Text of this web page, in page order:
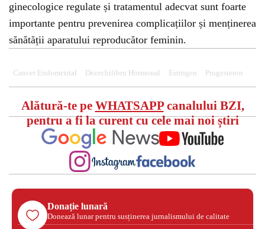
ginecologice regulate și tratamentul adecvat sunt foarte
importante pentru prevenirea complicațiilor și menținerea
sănătății aparatului reproducător feminin.
Cancer Endometrial Dezechilibru Hormonal Estrogen Progesteron
Alătură-te pe WHATSAPPcanalului BZI,
pentru a fi la curent cu cele mai noi știri
Donație lunară
Donează lunar pentru susținerea jurnalismului de calitate